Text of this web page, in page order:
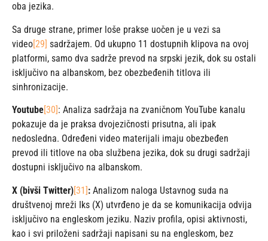
oba jezika.
Sa druge strane, primer loše prakse uočen je u vezi sa
video[29] sadržajem. Od ukupno 11 dostupnih klipova na ovoj
platformi, samo dva sadrže prevod na srpski jezik, dok su ostali
isključivo na albanskom, bez obezbeđenih titlova ili
sinhronizacije.
Youtube [30] : Analiza sadržaja na zvaničnom YouTube kanalu
pokazuje da je praksa dvojezičnosti prisutna, ali ipak
nedosledna. Određeni video materijali imaju obezbeđen
prevod ili titlove na oba službena jezika, dok su drugi sadržaji
dostupni isključivo na albanskom.
X (bivši Twitter)[31]: Analizom naloga Ustavnog suda na
društvenoj mreži Iks (X) utvrđeno je da se komunikacija odvija
isključivo na engleskom jeziku. Naziv profila, opisi aktivnosti,
kao i svi priloženi sadržaji napisani su na engleskom, bez